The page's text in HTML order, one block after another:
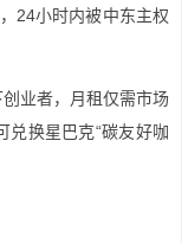
24小时内被中东主权
业者，月租仅需市场
兑换星巴克“碳友好咖